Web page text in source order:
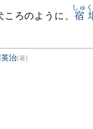
ろのように、 宿
しゅ
治(著)